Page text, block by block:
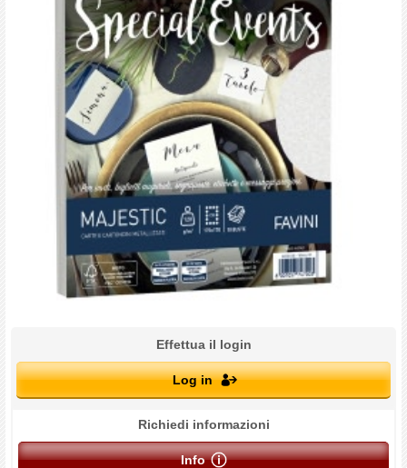
Effettua il login
Log in
Richiedi informazioni
Info